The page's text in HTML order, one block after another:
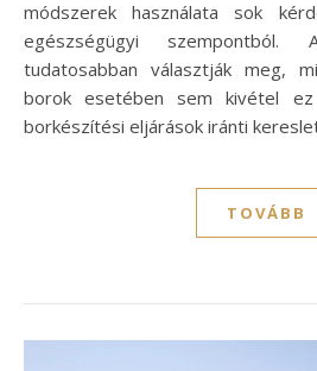
módszerek használata sok
egészségügyi
tudatosabban választják meg,
borok esetében sem kivétel ez
borkészítési eljárások iránti
TOVÁBB